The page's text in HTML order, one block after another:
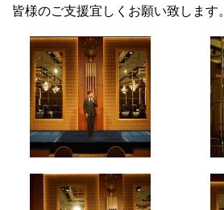
皆様のご支援宜しくお願い致します。